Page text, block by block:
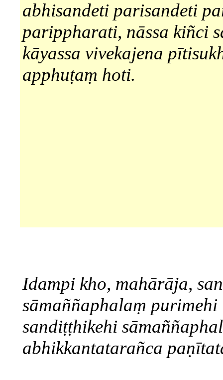
abhisandeti parisandeti
parippharati, nāssa kiñci
kāyassa vivekajena
apphuṭaṃ hoti.
Idampi kho, mahārāja,
sāmaññaphalaṃ purimehi
sandiṭṭhikehi
abhikkantatarañca